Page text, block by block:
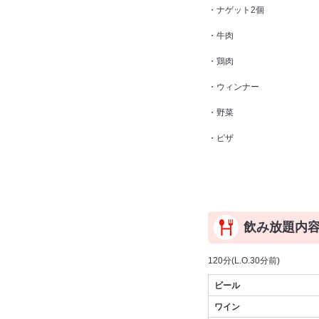
・ナゲット2個
・牛肉
・鶏肉
・ウィンナー
・野菜
・ピザ
飲み放題内
120分(L.O.30分前)
ビール
ワイン